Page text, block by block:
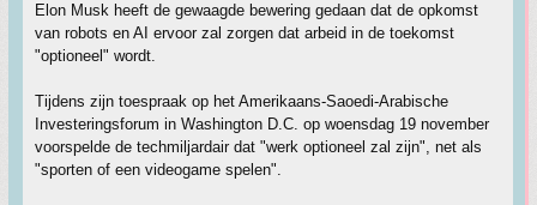
Elon Musk heeft de gewaagde bewering gedaan dat de opkomst
van robots en AI ervoor zal zorgen dat arbeid in de toekomst
"optioneel" wordt.
Tijdens zijn toespraak op het Amerikaans-Saoedi-Arabische
Investeringsforum in Washington D.C. op woensdag 19 november
voorspelde de techmiljardair dat "werk optioneel zal zijn", net als
"sporten of een videogame spelen".